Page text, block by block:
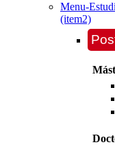
Menu-
(item2)